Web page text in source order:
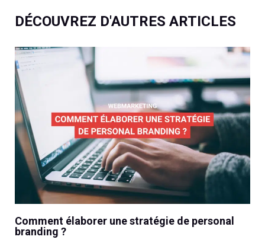
DÉCOUVREZ D'AUTRES ARTICLES
Comment élaborer une stratégie de personal
branding ?